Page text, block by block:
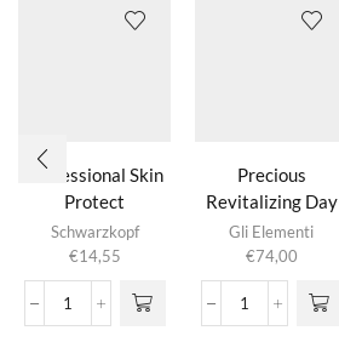
Professional Skin
Protect
Schwarzkopf
€14,55
Professional
Precious
Revitalizing Day
Cream
Gli Elementi
€74,00
Precious